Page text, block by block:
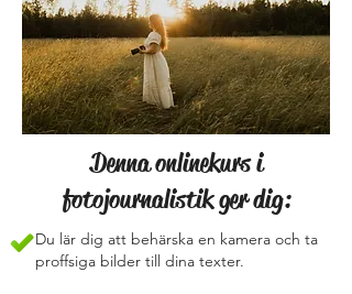
Denna onlinekurs i
fotojournalistik ger dig:
Du lär dig att behärska en kamera och ta
proffsiga bilder till dina texter.